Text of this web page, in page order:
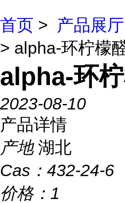
首页 > 产品展厅
> alpha-环柠檬
alpha-环
2023-08-10
产品详情
产地 湖北
Cas： 432-24-6
价格： 1